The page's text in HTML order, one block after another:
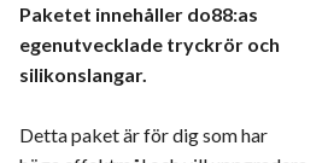
Paketet innehåller do88:as
egenutvecklade tryckrör och
silikonslangar.
Detta paket är för dig som har